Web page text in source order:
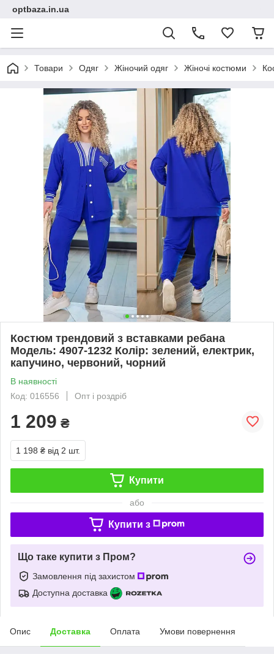
optbaza.in.ua
Товари Одяг Жіночий одяг Жіночі костюми
Костюм трендовий з вставками ребана
Модель: 4907-1232 Колір: зелений, електрик,
капучино, червоний, чорний
В наявності
Код: 016556
Опт і роздріб
1 209 ₴
1 198 ₴ від 2 шт.
Купити
або
Купити з
Що таке купити з Пром?
Замовлення під захистом
Доступна доставка
Опис Доставка Оплата Умови повернення